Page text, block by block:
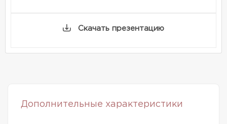
Скачать презентацию
Дополнительные характеристики